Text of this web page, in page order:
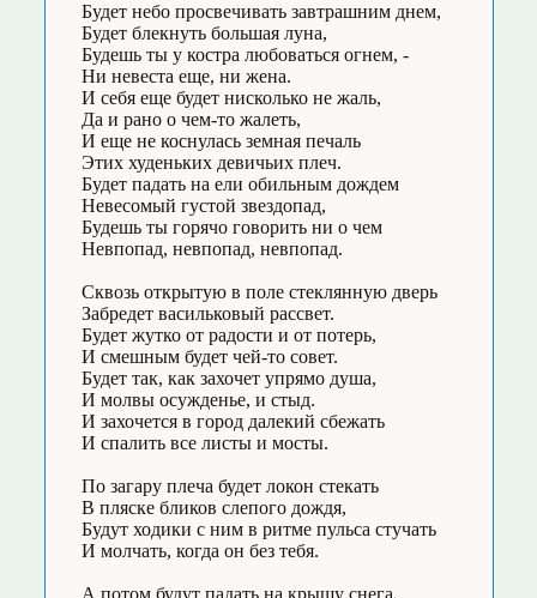
Будет небо просвечивать завтрашним днем,
Будет блекнуть большая луна,
Будешь ты у костра любоваться огнем, -
Ни невеста еще, ни жена.
И себя еще будет нисколько не жаль,
Да и рано о чем-то жалеть,
И еще не коснулась земная печаль
Этих худеньких девичьих плеч.
Будет падать на ели обильным дождем
Невесомый густой звездопад,
Будешь ты горячо говорить ни о чем
Невпопад, невпопад, невпопад.
Сквозь открытую в поле стеклянную дверь
Забредет васильковый рассвет.
Будет жутко от радости и от потерь,
И смешным будет чей-то совет.
Будет так, как захочет упрямо душа,
И молвы осужденье, и стыд.
И захочется в город далекий сбежать
И спалить все листы и мосты.
По загару плеча будет локон стекать
В пляске бликов слепого дождя,
Будут ходики с ним в ритме пульса стучать
И молчать, когда он без тебя.
А потом будут падать на крышу снега,